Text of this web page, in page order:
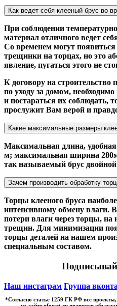
Как ведет себя клееный брус во
При соблюдении
материал отличного ведет
Со временем могут
трещинки на торцах, но это
явление, пугаться этого не
К договору на строительство
по уходу за домом,
и постараться их соблюдать,
прослужит Вам верой и
Какие максимальные размеры
Максимальная длина,
м; максимальная ширина
так называемый брус
Зачем производить обработку
Торцы клееного бруса
интенсивному обмену влаги.
потери влаги через торцы,
трещин. Для минимизации
торцы деталей на нашем
специальным составом.
Наш инстаграм Группа
*Cогласно статье 1259 ГК РФ все